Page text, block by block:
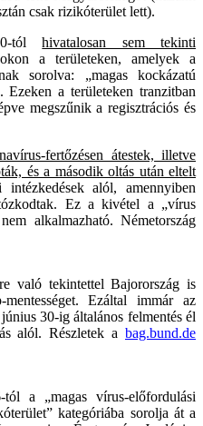
csak rizikóterület lett).
tólhivatalosan sem tekinti
a területeken, amelyek a
sorolva: „magas kockázatú
Ezeken a területeken tranzitban
megszűnik a regisztrációs és
fertőzésen átestek, illetve
és a második oltás után eltelt
alól, amennyiben
Ez a kivétel a „vírus
alkalmazható. Németország
való tekintettel Bajorország is
mentességet. Ezáltal immár az
30-ig általános felmentés él
alól. Részletek a bag.bund.de
a „magas vírus-előfordulási
kategóriába sorolja át a